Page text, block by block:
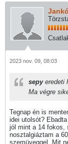
2023 nov. 09, 08:03
sepy eredeti
Ma végre
Tegnap én is
idei utolsót?
jól mint a 14 fokos,
nosztalgiáztam a
szemüveggel. Mit